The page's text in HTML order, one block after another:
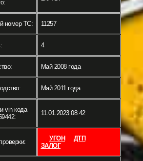
номер ТС: 11257
4
Май 2008 года
Май 2011 года
vin кода
11.01.2023 08:42
УГОН
ДТП
ЗАЛОГ